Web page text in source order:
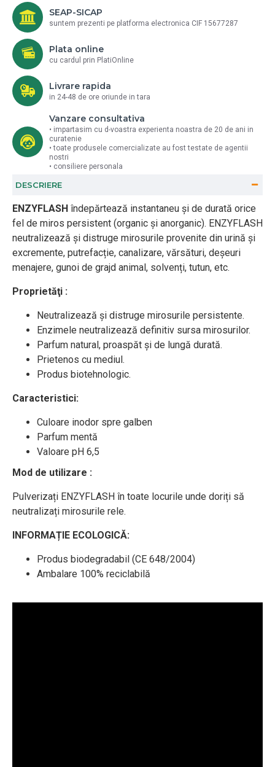
SEAP-SICAP
suntem prezenti pe platforma electronica CIF 15677287
Plata online
cu cardul prin PlatiOnline
Livrare rapida
in 24-48 de ore oriunde in tara
Vanzare consultativa
• impartasim cu d-voastra experienta noastra de 20 de ani in
curatenie
• toate produsele comercializate au fost testate de agentii
nostri
• consiliere personala
DESCRIERE
ENZYFLASH îndepărtează instantaneu și de durată orice
fel de miros persistent (organic și anorganic). ENZYFLASH
neutralizează și distruge mirosurile provenite din urină și
excremente, putrefacție, canalizare, vărsături, deșeuri
menajere, gunoi de grajd animal, solvenți, tutun, etc.
Proprietăţi :
Neutralizează și distruge mirosurile persistente.
Enzimele neutralizează definitiv sursa mirosurilor.
Parfum natural, proaspăt și de lungă durată.
Prietenos cu mediul.
Produs biotehnologic.
Caracteristici:
Culoare inodor spre galben
Parfum mentă
Valoare pH 6,5
Mod de utilizare :
Pulverizați ENZYFLASH în toate locurile unde doriți să
neutralizați mirosurile rele.
INFORMAȚIE ECOLOGICĂ:
Produs biodegradabil (CE 648/2004)
Ambalare 100% reciclabilă